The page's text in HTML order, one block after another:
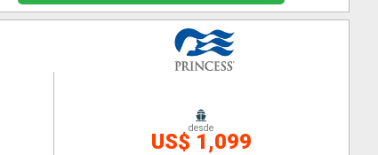
desde
US$ 1,099